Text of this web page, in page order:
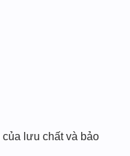
lưu chất và bảo